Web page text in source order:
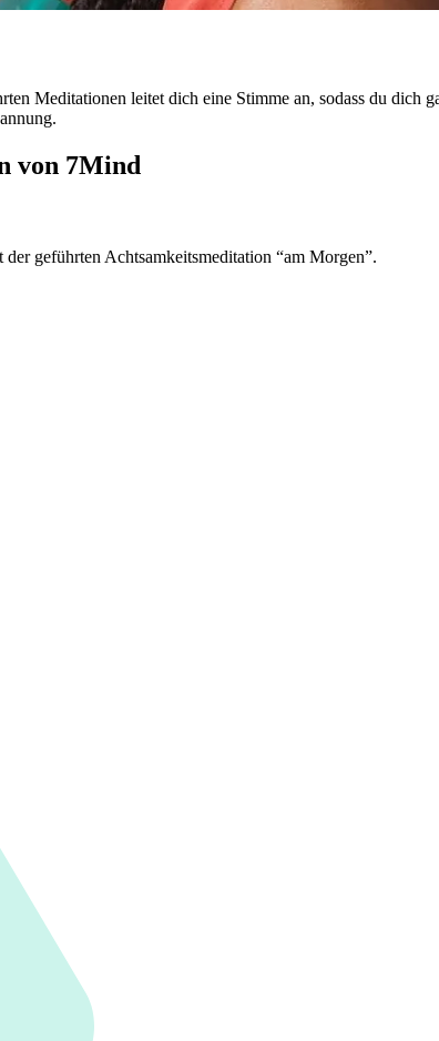
Meditationen leitet dich eine Stimme an, sodass du dich
von 7Mind
geführten Achtsamkeitsmeditation “am Morgen”.